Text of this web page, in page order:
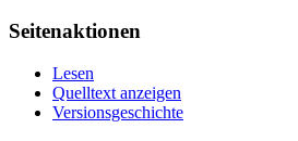
Seitenaktionen
Lesen
Quelltext anzeigen
Versionsgeschichte